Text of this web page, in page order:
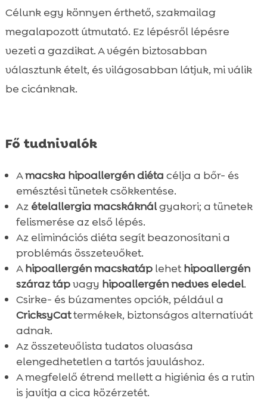
Célunk egy könnyen érthető, szakmailag
megalapozott útmutató. Ez lépésről lépésre
vezeti a gazdikat. A végén biztosabban
választunk ételt, és világosabban látjuk, mi válik
be cicánknak.
Fő tudnivalók
Amacska hipoallergén diéta célja a bőr- és
emésztési tünetek csökkentése.
Az ételallergia macskáknálgyakori; a tünetek
felismerése az első lépés.
Az eliminációs diéta segít beazonosítani a
problémás összetevőket.
Ahipoallergén macskatáplehethipoallergén
száraz tápvagy hipoallergén nedves eledel.
Csirke- és búzamentes opciók, például a
CricksyCattermékek, biztonságos alternatívát
adnak.
Az összetevőlista tudatos olvasása
elengedhetetlen a tartós javuláshoz.
A megfelelő étrend mellett a higiénia és a rutin
is javítja a cica közérzetét.